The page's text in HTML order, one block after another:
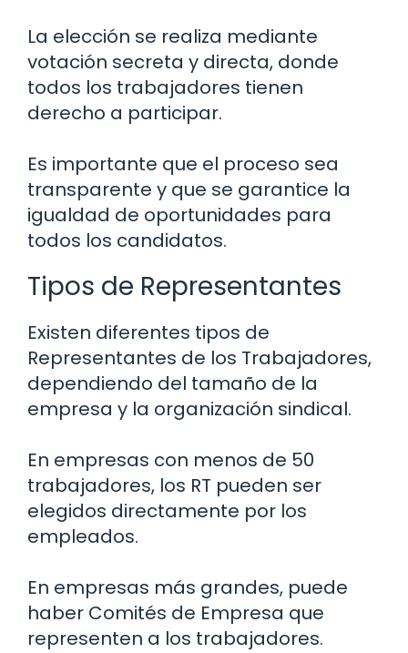
La elección se realiza mediante
votación secreta y directa, donde
todos los trabajadores tienen
derecho a participar.
Es importante que el proceso sea
transparente y que se garantice la
igualdad de oportunidades para
todos los candidatos.
Tipos de Representantes
Existen diferentes tipos de
Representantes de los Trabajadores,
dependiendo del tamaño de la
empresa y la organización sindical.
En empresas con menos de 50
trabajadores, los RT pueden ser
elegidos directamente por los
empleados.
En empresas más grandes, puede
haber Comités de Empresa que
representen a los trabajadores.